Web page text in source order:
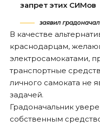
запрет этих СИМов
заявил
В качестве
краснодарцам,
электросамокатами,
транспортные
личного самоката не
задачей.
Градоначальник
собственным